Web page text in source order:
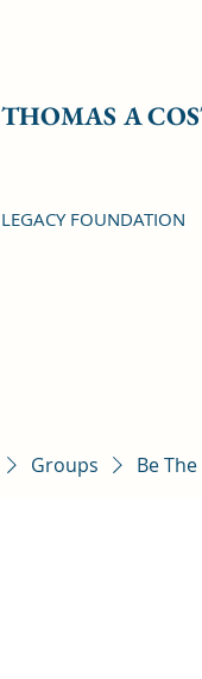
THOMAS A
LEGACY FOUNDATION
Groups Be